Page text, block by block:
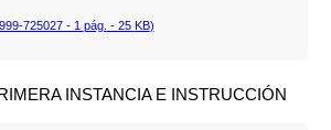
725027 - 1 pág. - 25 KB)
INSTANCIA E INSTRUCCIÓN